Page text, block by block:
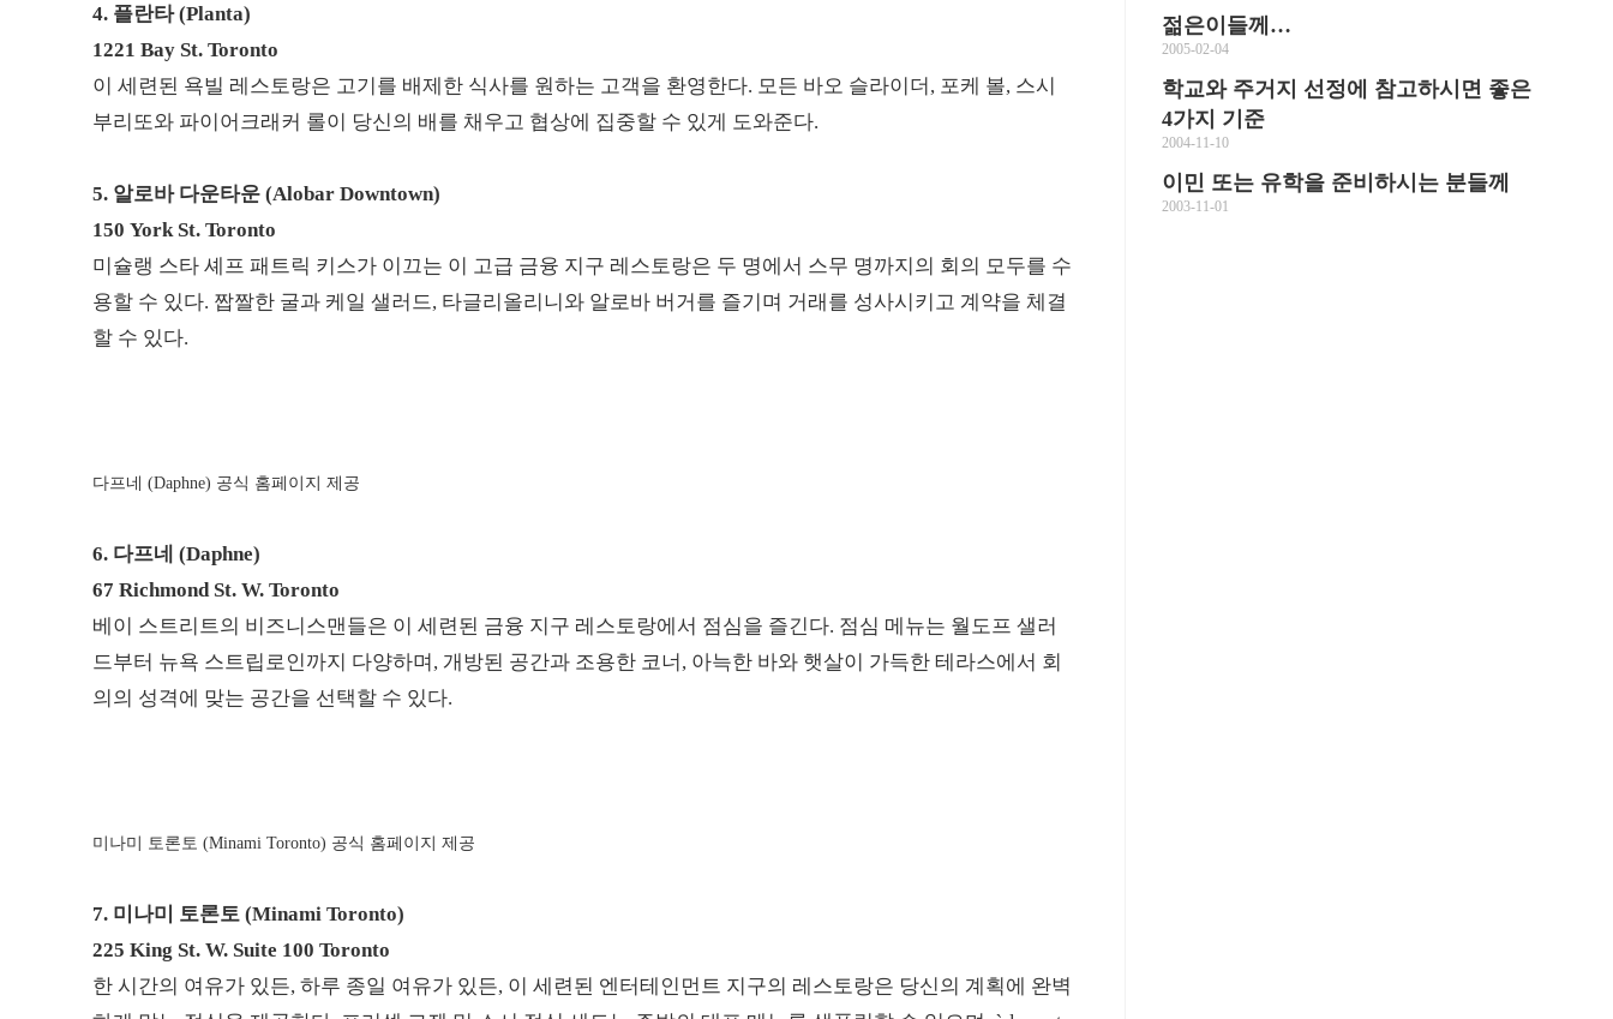
4. 플란타 (Planta)
1221 Bay St. Toronto
이 세련된 욕빌 레스토랑은 고기를 배제한 식사를 원하는 고객을 환영한다. 모든 바오 슬라이더, 포케 볼, 스시
부리또와 파이어크래커 롤이 당신의 배를 채우고 협상에 집중할 수 있게 도와준다.
5. 알로바 다운타운 (Alobar Downtown)
150 York St. Toronto
미슐랭 스타 셰프 패트릭 키스가 이끄는 이 고급 금융 지구 레스토랑은 두 명에서 스무 명까지의 회의 모두를 수
용할 수 있다. 짭짤한 굴과 케일 샐러드, 타글리올리니와 알로바 버거를 즐기며 거래를 성사시키고 계약을 체결
할 수 있다.
다프네 (Daphne) 공식 홈페이지 제공
6. 다프네 (Daphne)
67 Richmond St. W. Toronto
베이 스트리트의 비즈니스맨들은 이 세련된 금융 지구 레스토랑에서 점심을 즐긴다. 점심 메뉴는 월도프 샐러
드부터 뉴욕 스트립로인까지 다양하며, 개방된 공간과 조용한 코너, 아늑한 바와 햇살이 가득한 테라스에서 회
의의 성격에 맞는 공간을 선택할 수 있다.
미나미 토론토 (Minami Toronto) 공식 홈페이지 제공
7. 미나미 토론토 (Minami Toronto)
225 King St. W. Suite 100 Toronto
한 시간의 여유가 있든, 하루 종일 여유가 있든, 이 세련된 엔터테인먼트 지구의 레스토랑은 당신의 계획에 완벽
젊은이들께…
2005-02-04
학교와 주거지 선정에 참고하시면 좋은
4가지 기준
2004-11-10
이민 또는 유학을 준비하시는 분들께
2003-11-01